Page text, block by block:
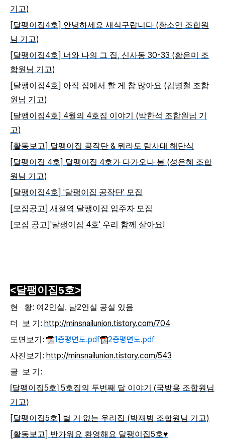
기고)
[달팽이집4호] 안녕하세요 새식구랍니다 (황소연 조합원
님 기고)
[달팽이집4호] 너와 나의 그 집, 신사동 30-33 (황은미 조
합원님 기고)
[달팽이집4호] 아직 집에서 할 게 참 많아요 (김병철 조합
원님 기고)
[달팽이집4호] 4월의 4호집 이야기 (박한석 조합원님 기
고)
[활동보고] 달팽이집 공작단 & 뭐라도 탐사대 해단식
[달팽이집 4호] 달팽이집 4호가 다가오나 봄 (성은혜 조합
원님 기고)
[달팽이집4호] '달팽이집 공작단' 모집
[모집공고] 새절역 달팽이집 입주자 모집
[모집 공고]'달팽이집 4호' 우리 함께 살아요!
<달팽이집5호>
현 황: 여2인실, 남2인실 공실 있음
더 보 기: http://minsnailunion.tistory.com/704
도면보기: 1층평면도.pdf 2층평면도.pdf
사진보기: http://minsnailunion.tistory.com/543
글 보 기:
[달팽이집5호] 5호집의 두번째 달 이야기 (국방용 조합원님
기고)
[달팽이집5호] 별 거 없는 우리집 (박재범 조합원님 기고)
[활동보고] 반가워요 환영해요 달팽이집5호♥